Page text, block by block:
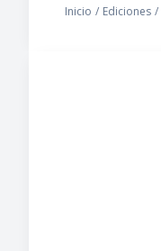
Inicio / Ediciones /